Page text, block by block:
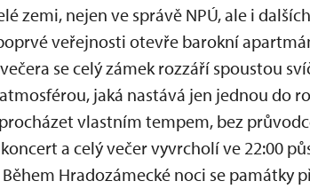
zemi, nejen ve správě NPÚ, ale i
veřejnosti otevře barokní
se celý zámek rozzáří spoustou
jaká nastává jen jednou do
vlastním tempem, bez
a celý večer vyvrcholí ve 22:00
Hradozámecké noci se památky